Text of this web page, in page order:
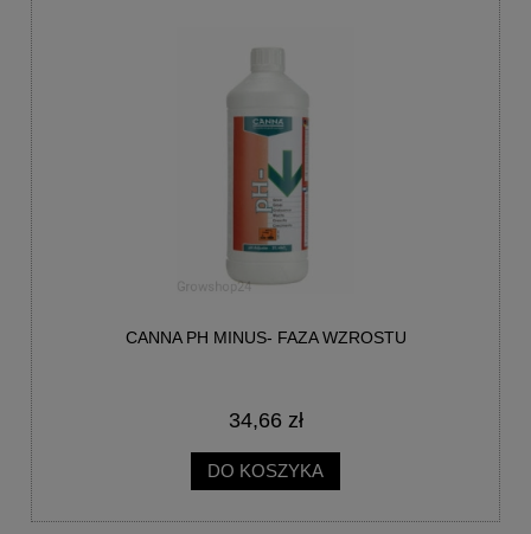
CANNA PH MINUS- FAZA WZROSTU
34,66 zł
DO KOSZYKA